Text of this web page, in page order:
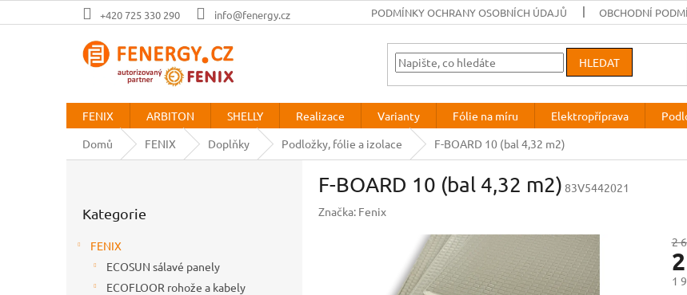
na
+420 725 330 290 info@fenergy.cz PODMÍNKY OCHRANY OSOBNÍCH ÚDAJŮ OBCHODNÍ
HLEDAT
FENIX ARBITON SHELLY Realizace Varianty Fólie na míru Elektropříprava
Domů
FENIX Doplňky Podložky, fólie a izolace F-BOARD 10 (bal 4,32 m2)
kategorie
Kategorie
FENIX
ECOSUN sálavé panely
ECOFLOOR rohože a kabely
F-BOARD 10 (bal 4,32 m2) 83V5442021
Značka: Fenix
2
1